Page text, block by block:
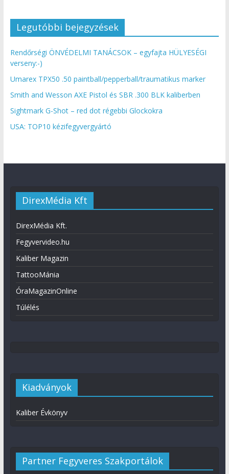
Legutóbbi bejegyzések
Rendőrségi ÖNVÉDELMI TANÁCSOK – egyfajta HÜLYESÉGI
verseny:-)
Umarex TPX50 .50 paintball/pepperball/traumatikus marker
Smith and Wesson AXE Pistol és SBR .300 BLK kaliberben
Sightmark G-Shot – red dot régebbi Glockokra
USA: TOP10 kézifegyvergyártó
DirexMédia Kft
DirexMédia Kft.
Fegyvervideo.hu
Kaliber Magazin
TattooMánia
ÓraMagazinOnline
Túlélés
Kiadványok
Kaliber Évkönyv
Partner Fegyveres Szakportálok